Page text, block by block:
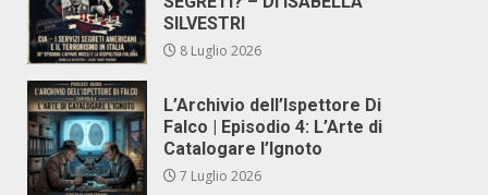
SILVESTRI
8 Luglio 2026
L’Archivio dell’Ispettore Di
Falco | Episodio 4: L’Arte di
Catalogare l’Ignoto
7 Luglio 2026